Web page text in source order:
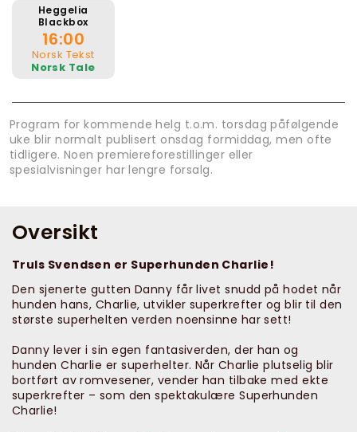
Heggelia
Blackbox
16:00
Norsk Tekst
Norsk Tale
Program for kommende helg t.o.m. torsdag påfølgende
uke blir normalt publisert onsdag formiddag, men ofte
tidligere. Noen premiereforestillinger eller
spesialvisninger har lengre forsalg.
Oversikt
Truls Svendsen er Superhunden Charlie!
Den sjenerte gutten Danny får livet snudd på hodet når
hunden hans, Charlie, utvikler superkrefter og blir til den
største superhelten verden noensinne har sett!
Danny lever i sin egen fantasiverden, der han og
hunden Charlie er superhelter. Når Charlie plutselig blir
bortført av romvesener, vender han tilbake med ekte
superkrefter – som den spektakulære Superhunden
Charlie!